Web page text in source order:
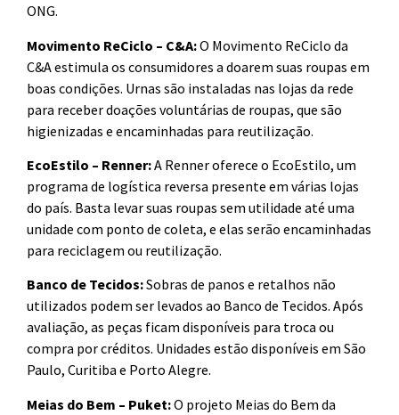
ONG.
Movimento ReCiclo – C&A:O Movimento ReCiclo da
C&A estimula os consumidores a doarem suas roupas em
boas condições. Urnas são instaladas nas lojas da rede
para receber doações voluntárias de roupas, que são
higienizadas e encaminhadas para reutilização.
EcoEstilo – Renner:A Renner oferece o EcoEstilo, um
programa de logística reversa presente em várias lojas
do país. Basta levar suas roupas sem utilidade até uma
unidade com ponto de coleta, e elas serão encaminhadas
para reciclagem ou reutilização.
Banco de Tecidos:Sobras de panos e retalhos não
utilizados podem ser levados ao Banco de Tecidos. Após
avaliação, as peças ficam disponíveis para troca ou
compra por créditos. Unidades estão disponíveis em São
Paulo, Curitiba e Porto Alegre.
Meias do Bem – Puket:O projeto Meias do Bem da